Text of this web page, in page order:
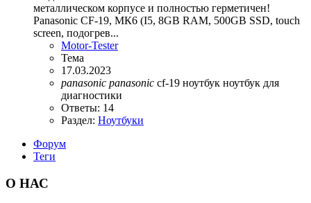
металлическом корпусе и полностью герметичен!
Panasonic CF-19, МК6 (I5, 8GB RAM, 500GB SSD, touch
screen, подогрев...
Motor-Tester
Тема
17.03.2023
panasonic panasonic cf-19 ноутбук ноутбук для
диагностики
Ответы: 14
Раздел: Ноутбуки
Форум
Теги
О НАС